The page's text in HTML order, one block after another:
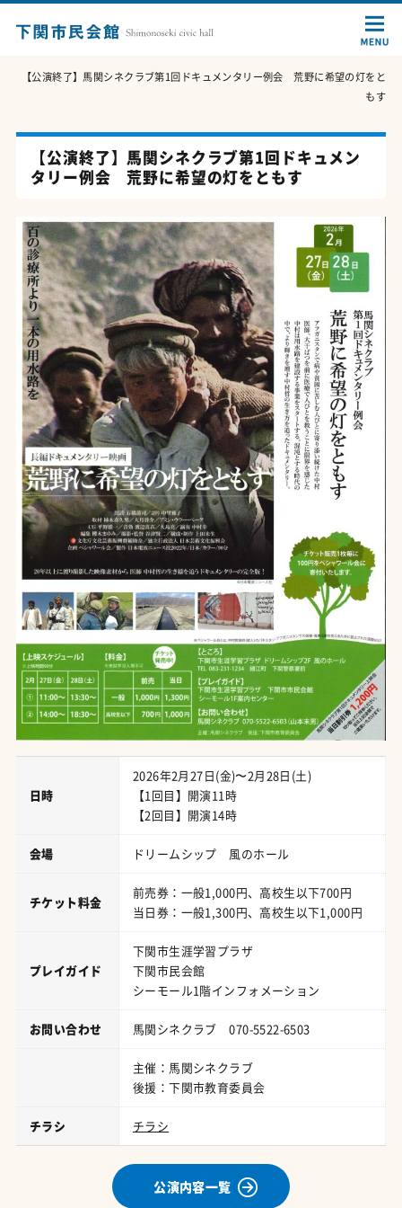
【公演終了】馬関シネクラブ第1回ドキュメンタリー例会 荒野に希望の灯をと
もす
【公演終了】馬関シネクラブ第1回ドキュメン
タリー例会 荒野に希望の灯をともす
日時
2026年2月27日(金)〜2月28日(土)
【1回目】開演11時
【2回目】開演14時
会場 ドリームシップ 風のホール
チケット料金
前売券：一般1,000円、高校生以下700円
当日券：一般1,300円、高校生以下1,000円
プレイガイド
下関市生涯学習プラザ
下関市民会館
シーモール1階インフォメーション
お問い合わせ 馬関シネクラブ 070-5522-6503
主催：馬関シネクラブ
後援：下関市教育委員会
チラシ チラシ
公演内容一覧